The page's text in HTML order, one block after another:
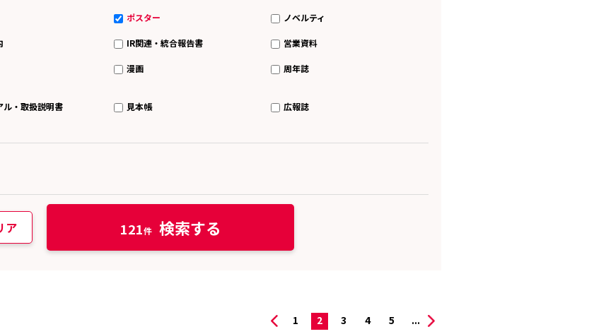
ポスター ノベルティ
IR関連・統合報告書 営業資料
漫画 周年誌
ル・取扱説明書 見本帳 広報誌
ア 121 検索する
1 2 3 4 5 ...